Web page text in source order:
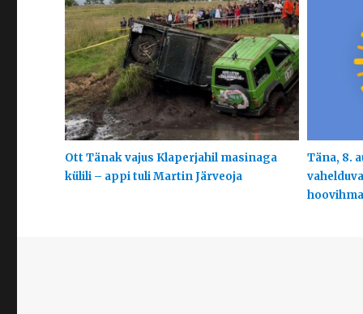
Ott Tänak vajus Klaperjahil masinaga
külili – appi tuli Martin Järveoja
Täna, 8.